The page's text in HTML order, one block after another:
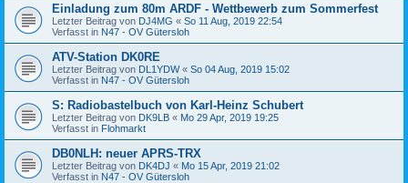
Einladung zum 80m ARDF - Wettbewerb zum Sommerfest
Letzter Beitrag von DJ4MG « So 11 Aug, 2019 22:54
Verfasst in N47 - OV Gütersloh
ATV-Station DK0RE
Letzter Beitrag von DL1YDW« So 04 Aug, 2019 15:02
Verfasst in N47 - OV Gütersloh
S: Radiobastelbuch von Karl-Heinz Schubert
Letzter Beitrag von DK9LB « Mo 29 Apr, 2019 19:25
Verfasst in Flohmarkt
DB0NLH: neuer APRS-TRX
Letzter Beitrag von DK4DJ « Mo 15 Apr, 2019 21:02
Verfasst in N47 - OV Gütersloh